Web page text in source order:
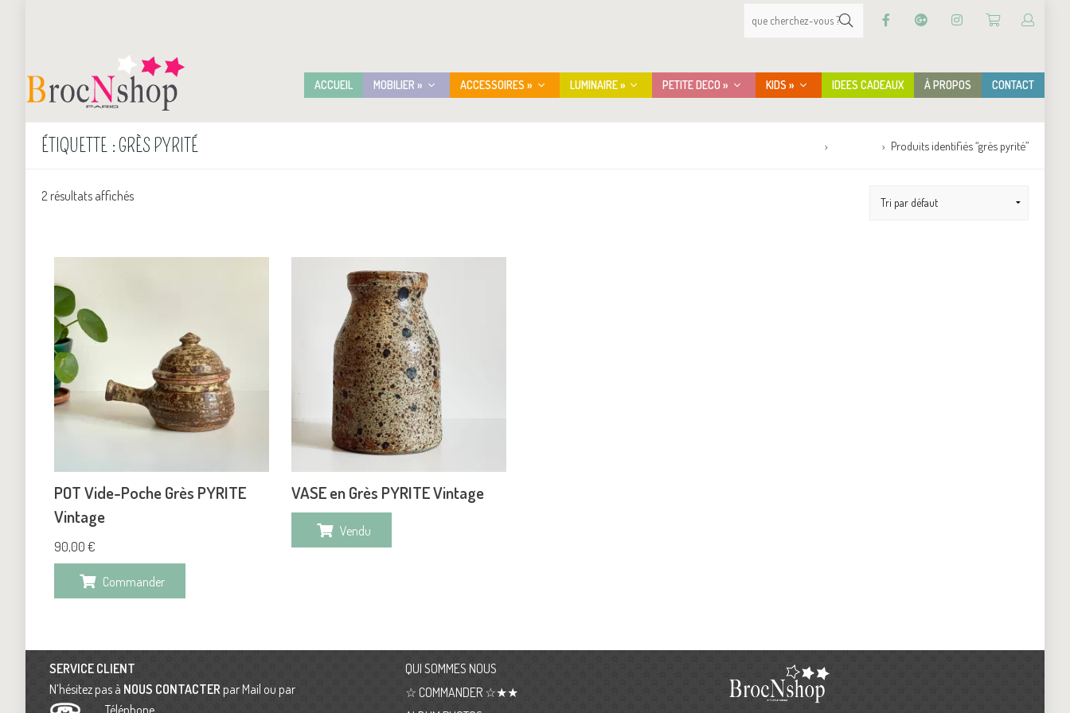
ACCUEIL MOBILIER » ACCESSOIRES » LUMINAIRE » PETITE DECO » KIDS » IDEES CADEAUX À PROPOS CONTACT
ÉTIQUETTE :GRÈS PYRITÉ Produits identifiés “grès pyrité”
2 résultats affichés
POT Vide-Poche Grès PYRITE
Vintage
90,00 €
Commander
VASE en Grès PYRITE Vintage
Vendu
SERVICE CLIENT
N’hésitez pas à NOUS CONTACTER par Mail ou par
QUI SOMMES NOUS
☆ COMMANDER ☆★★